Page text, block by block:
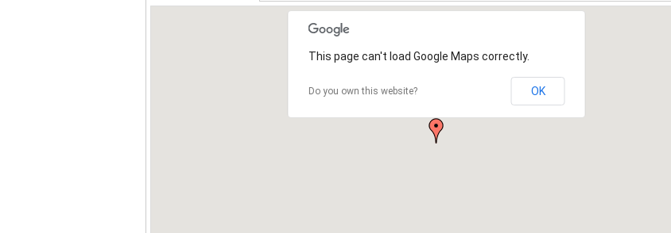
This page can't load Google Maps correctly.
Do you own this website? OK